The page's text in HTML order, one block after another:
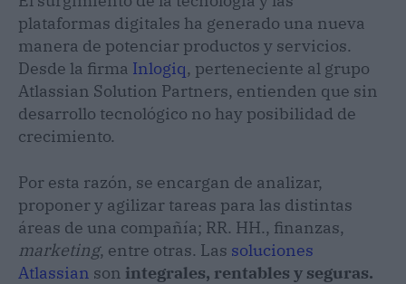
plataformas digitales ha generado una nueva
manera de potenciar productos y servicios.
Desde la firma Inlogiq, perteneciente al grupo
Atlassian Solution Partners, entienden que sin
desarrollo tecnológico no hay posibilidad de
crecimiento.
Por esta razón, se encargan de analizar,
proponer y agilizar tareas para las distintas
áreas de una compañía; RR. HH., finanzas,
marketing, entre otras. Las soluciones
Atlassian son integrales, rentables y seguras.